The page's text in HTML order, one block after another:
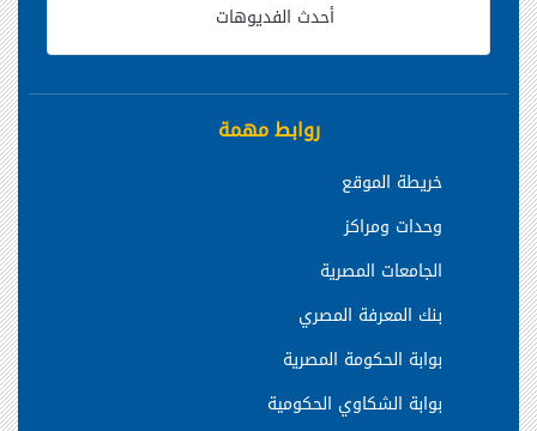
أحدث الفديوهات
روابط مهمة
خريطة الموقع
وحدات ومراكز
الجامعات المصرية
بنك المعرفة المصري
بوابة الحكومة المصرية
بوابة الشكاوي الحكومية